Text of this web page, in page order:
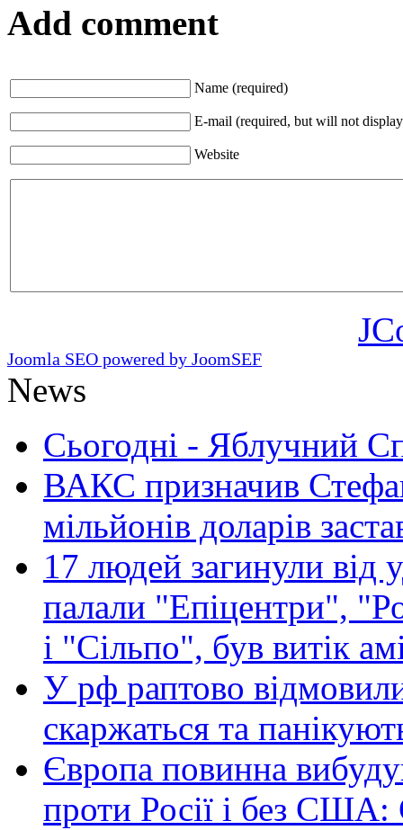
Add comment
Name (required)
E-mail (required, but will not
Website
Joomla SEO powered by JoomSEF
News
Сьогодні - Яблучний
ВАКС призначив
мільйонів доларів
17 людей загинули від
палали "Епіцентри",
і "Сільпо", був витік
У рф раптово
скаржаться та
Європа повинна
проти Росії і без США: